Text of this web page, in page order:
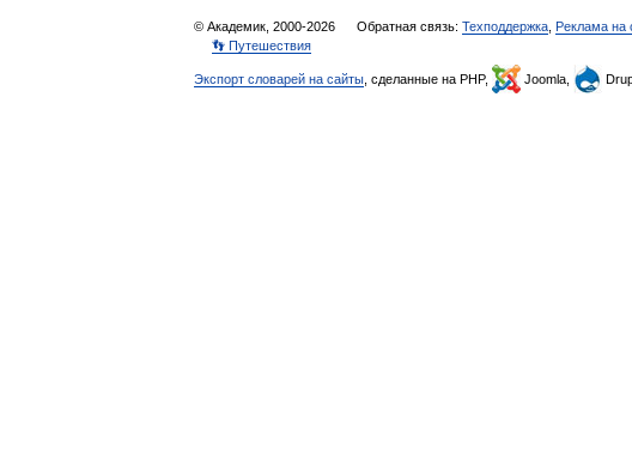
© Академик, 2000-2026 Обратная связь: Техподдержка Реклама на
👣 Путешествия
Экспорт словарей на сайты , сделанные на PHP, Joomla,